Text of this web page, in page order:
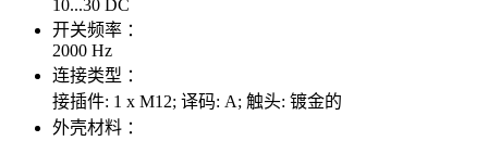
10...30 DC
开关频率 ：
2000 Hz
连接类型 ：
接插件: 1 x M12; 译码: A; 触头: 镀金的
外壳材料 ：